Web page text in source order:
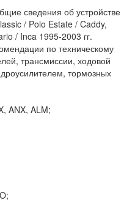
сведения об устройстве
/ Polo Estate / Caddy,
/ Inca 1995-2003 гг.
по техническому
трансмиссии, ходовой
тормозных
ANX, ALM;